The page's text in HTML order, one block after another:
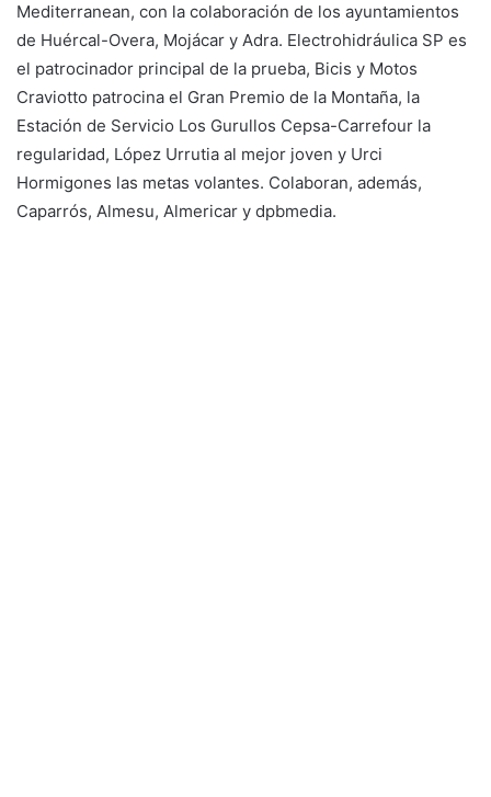
Mediterranean, con la colaboración de los ayuntamientos
de Huércal-Overa, Mojácar y Adra. Electrohidráulica SP es
el patrocinador principal de la prueba, Bicis y Motos
Craviotto patrocina el Gran Premio de la Montaña, la
Estación de Servicio Los Gurullos Cepsa-Carrefour la
regularidad, López Urrutia al mejor joven y Urci
Hormigones las metas volantes. Colaboran, además,
Caparrós, Almesu, Almericar y dpbmedia.